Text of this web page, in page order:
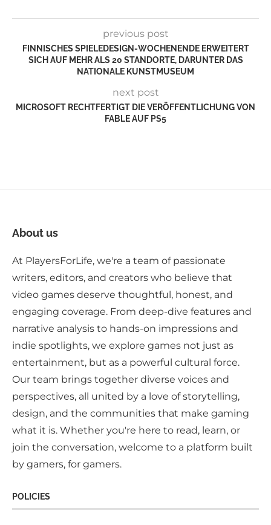
previous post
FINNISCHES SPIELEDESIGN-WOCHENENDE ERWEITERT
SICH AUF MEHR ALS 20 STANDORTE, DARUNTER DAS
NATIONALE KUNSTMUSEUM
next post
MICROSOFT RECHTFERTIGT DIE VERÖFFENTLICHUNG VON
FABLE AUF PS5
About us
At PlayersForLife, we're a team of passionate
writers, editors, and creators who believe that
video games deserve thoughtful, honest, and
engaging coverage. From deep-dive features and
narrative analysis to hands-on impressions and
indie spotlights, we explore games not just as
entertainment, but as a powerful cultural force.
Our team brings together diverse voices and
perspectives, all united by a love of storytelling,
design, and the communities that make gaming
what it is. Whether you're here to read, learn, or
join the conversation, welcome to a platform built
by gamers, for gamers.
POLICIES